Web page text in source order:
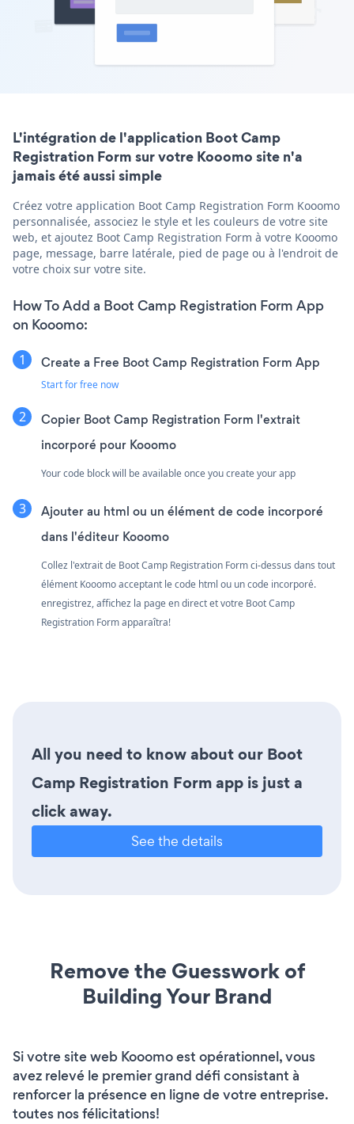
L'intégration de l'application Boot Camp
Registration Form sur votre Kooomo site n'a
jamais été aussi simple
Créez votre application Boot Camp Registration Form Kooomo
personnalisée, associez le style et les couleurs de votre site
web, et ajoutez Boot Camp Registration Form à votre Kooomo
page, message, barre latérale, pied de page ou à l'endroit de
votre choix sur votre site.
How To Add a Boot Camp Registration Form App
on Kooomo:
Create a Free Boot Camp Registration Form App
Start for free now
Copier Boot Camp Registration Form l'extrait
incorporé pour Kooomo
Your code block will be available once you create your app
Ajouter au html ou un élément de code incorporé
dans l'éditeur Kooomo
Collez l'extrait de Boot Camp Registration Form ci-dessus dans tout
élément Kooomo acceptant le code html ou un code incorporé.
enregistrez, affichez la page en direct et votre Boot Camp
Registration Form apparaîtra!
All you need to know about our Boot
Camp Registration Form app is just a
click away.
See the details
Remove the Guesswork of
Building Your Brand
Si votre site web Kooomo est opérationnel, vous
avez relevé le premier grand défi consistant à
renforcer la présence en ligne de votre entreprise.
toutes nos félicitations!